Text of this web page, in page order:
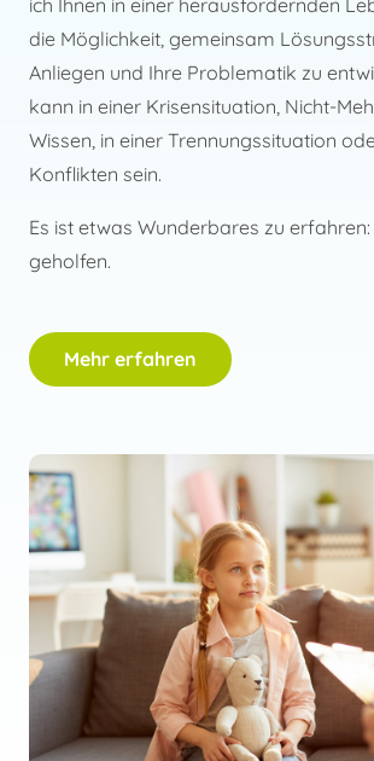
ich Ihnen in einer herausfordernden
die Möglichkeit, gemeinsam
Anliegen und Ihre Problematik zu
kann in einer Krisensituation, Nicht-
Wissen, in einer Trennungssituation
Konflikten sein.
Es ist etwas Wunderbares zu
geholfen.
Mehr erfahren